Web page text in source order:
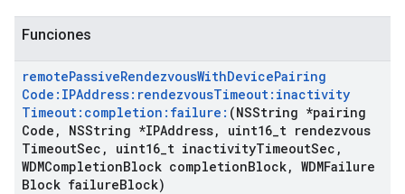
Funciones
remotePassiveRendezvousWithDevicePairing
Code:IPAddress:rendezvousTimeout:inactivity
Timeout:completion:failure: (NSString *pairing
Code , NSString *IPAddress, uint16 t rendezvous
TimeoutSec , uint16 t inactivityTimeoutSec ,
WDMCompletionBlock completionBlock, WDMFailure
Block failureBlock)